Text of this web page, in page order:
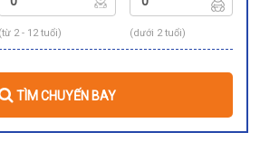
(từ 2 - 12 tuổi) (dưới 2 tuổi)
TÌM CHUYẾN BAY